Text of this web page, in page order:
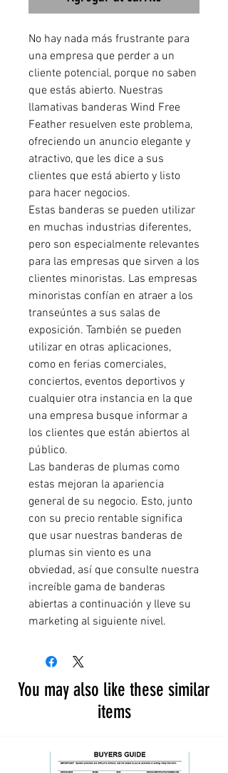
No hay nada más frustrante para
una empresa que perder a un
cliente potencial, porque no saben
que estás abierto. Nuestras
llamativas banderas Wind Free
Feather resuelven este problema,
ofreciendo un anuncio elegante y
atractivo, que les dice a sus
clientes que está abierto y listo
para hacer negocios.
Estas banderas se pueden utilizar
en muchas industrias diferentes,
pero son especialmente relevantes
para las empresas que sirven a los
clientes minoristas. Las empresas
minoristas confían en atraer a los
transeúntes a sus salas de
exposición. También se pueden
utilizar en otras aplicaciones,
como en ferias comerciales,
conciertos, eventos deportivos y
cualquier otra instancia en la que
una empresa busque informar a
los clientes que están abiertos al
público.
Las banderas de plumas como
estas mejoran la apariencia
general de su negocio. Esto, junto
con su precio rentable significa
que usar nuestras banderas de
plumas sin viento es una
obviedad, así que consulte nuestra
increíble gama de banderas
abiertas a continuación y lleve su
marketing al siguiente nivel.
You may also like these similar
items